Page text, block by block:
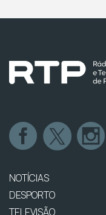
NOTÍCIAS
DESPORTO
TELEVISÃO